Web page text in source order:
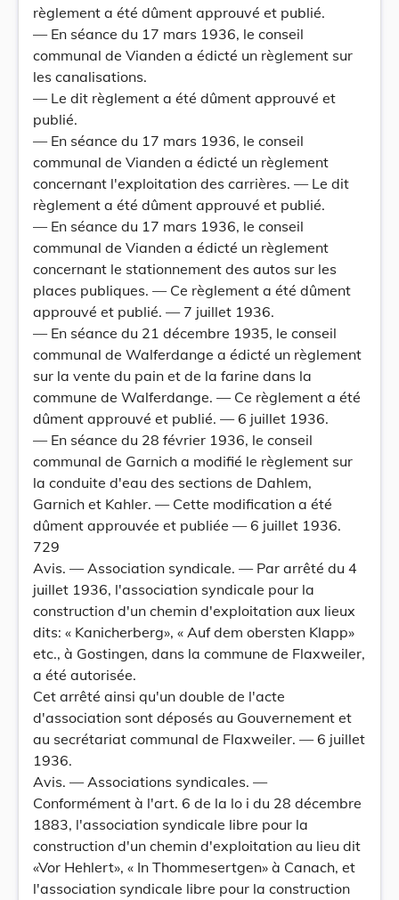
règlement a été dûment approuvé et publié.
— En séance du 17 mars 1936, le conseil
communal de Vianden a édicté un règlement sur
les canalisations.
— Le dit règlement a été dûment approuvé et
publié.
— En séance du 17 mars 1936, le conseil
communal de Vianden a édicté un règlement
concernant l'exploitation des carrières. — Le dit
règlement a été dûment approuvé et publié.
— En séance du 17 mars 1936, le conseil
communal de Vianden a édicté un règlement
concernant le stationnement des autos sur les
places publiques. — Ce règlement a été dûment
approuvé et publié. — 7 juillet 1936.
— En séance du 21 décembre 1935, le conseil
communal de Walferdange a édicté un règlement
sur la vente du pain et de la farine dans la
commune de Walferdange. — Ce règlement a été
dûment approuvé et publié. — 6 juillet 1936.
— En séance du 28 février 1936, le conseil
communal de Garnich a modifié le règlement sur
la conduite d'eau des sections de Dahlem,
Garnich et Kahler. — Cette modification a été
dûment approuvée et publiée — 6 juillet 1936.
729
Avis. — Association syndicale. — Par arrêté du 4
juillet 1936, l'association syndicale pour la
construction d'un chemin d'exploitation aux lieux
dits: « Kanicherberg», « Auf dem obersten Klapp»
etc., à Gostingen, dans la commune de Flaxweiler,
a été autorisée.
Cet arrêté ainsi qu'un double de l'acte
d'association sont déposés au Gouvernement et
au secrétariat communal de Flaxweiler. — 6 juillet
1936.
Avis. — Associations syndicales. —
Conformément à l'art. 6 de la lo i du 28 décembre
1883, l'association syndicale libre pour la
construction d'un chemin d'exploitation au lieu dit
«Vor Hehlert», « In Thommesertgen» à Canach, et
l'association syndicale libre pour la construction